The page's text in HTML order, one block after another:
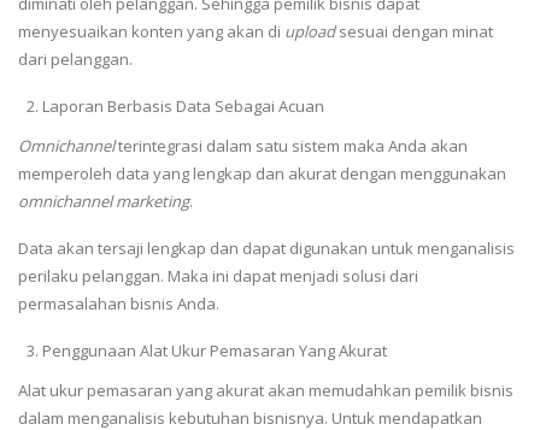
menyesuaikan konten yang akan di uploadsesuai dengan minat
dari pelanggan.
Laporan Berbasis Data Sebagai Acuan
Omnichannelterintegrasi dalam satu sistem maka Anda akan
memperoleh data yang lengkap dan akurat dengan menggunakan
omnichannel marketing.
Data akan tersaji lengkap dan dapat digunakan untuk menganalisis
perilaku pelanggan. Maka ini dapat menjadi solusi dari
permasalahan bisnis Anda.
Penggunaan Alat Ukur Pemasaran Yang Akurat
Alat ukur pemasaran yang akurat akan memudahkan pemilik bisnis
dalam menganalisis kebutuhan bisnisnya. Untuk mendapatkan